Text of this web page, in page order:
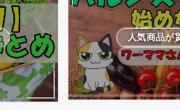
人気商品が